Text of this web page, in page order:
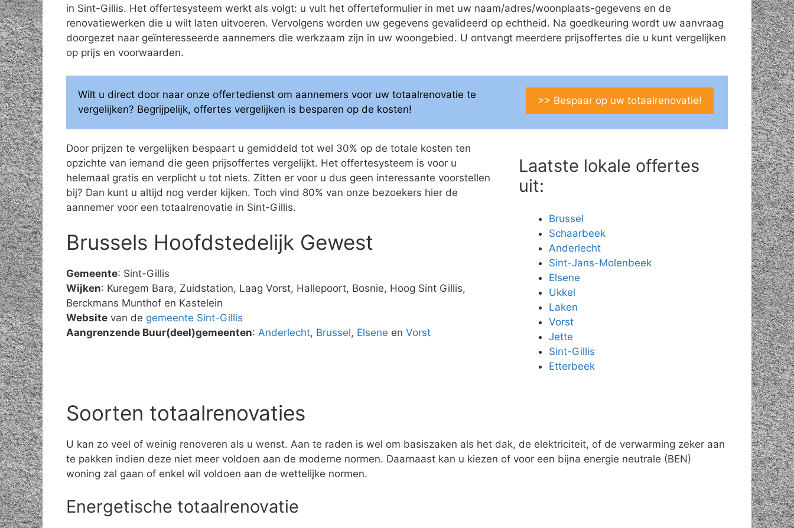
in Sint-Gillis. Het offertesysteem werkt als volgt: u vult het offerteformulier in met uw naam/adres/woonplaats-gegevens en de
renovatiewerken die u wilt laten uitvoeren. Vervolgens worden uw gegevens gevalideerd op echtheid. Na goedkeuring wordt uw aanvraag
doorgezet naar geïnteresseerde aannemers die werkzaam zijn in uw woongebied. U ontvangt meerdere prijsoffertes die u kunt vergelijken
op prijs en voorwaarden.
Wilt u direct door naar onze offertedienst om aannemers voor uw totaalrenovatie te
vergelijken? Begrijpelijk, offertes vergelijken is besparen op de kosten!
>> Bespaar op uw totaalrenovatie!
Door prijzen te vergelijken bespaart u gemiddeld tot wel 30% op de totale kosten ten
opzichte van iemand die geen prijsoffertes vergelijkt. Het offertesysteem is voor u
helemaal gratis en verplicht u tot niets. Zitten er voor u dus geen interessante voorstellen
bij? Dan kunt u altijd nog verder kijken. Toch vind 80% van onze bezoekers hier de
aannemer voor een totaalrenovatie in Sint-Gillis.
Brussels Hoofdstedelijk Gewest
Gemeente: Sint-Gillis
Wijken: Kuregem Bara, Zuidstation, Laag Vorst, Hallepoort, Bosnie, Hoog Sint Gillis,
Berckmans Munthof en Kastelein
Website van de gemeente Sint-Gillis
Aangrenzende Buur(deel)gemeenten: Anderlecht, Brussel, Elsene en Vorst
Laatste lokale offertes
uit:
Brussel
Schaarbeek
Anderlecht
Sint-Jans-Molenbeek
Elsene
Ukkel
Laken
Vorst
Jette
Sint-Gillis
Etterbeek
Soorten totaalrenovaties
U kan zo veel of weinig renoveren als u wenst. Aan te raden is wel om basiszaken als het dak, de elektriciteit, of de verwarming zeker aan
te pakken indien deze niet meer voldoen aan de moderne normen. Daarnaast kan u kiezen of voor een bijna energie neutrale (BEN)
woning zal gaan of enkel wil voldoen aan de wettelijke normen.
Energetische totaalrenovatie